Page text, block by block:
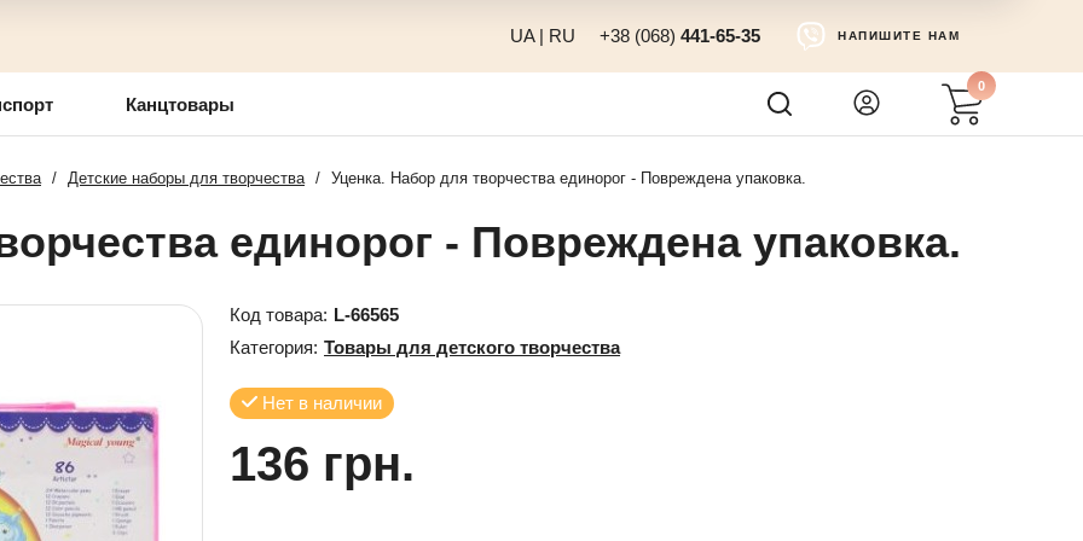
UA| RU +38 (068) 441-65-35 НАПИШИТЕ НАМ
Канцтовары
0
/ Детские наборы для творчества / Уценка. Набор для творчества единорог - Повреждена упаковка.
единорог - Повреждена упаковка.
Код товара: L-66565
Категория: Товары для детского творчества
Нет в наличии
136 грн.